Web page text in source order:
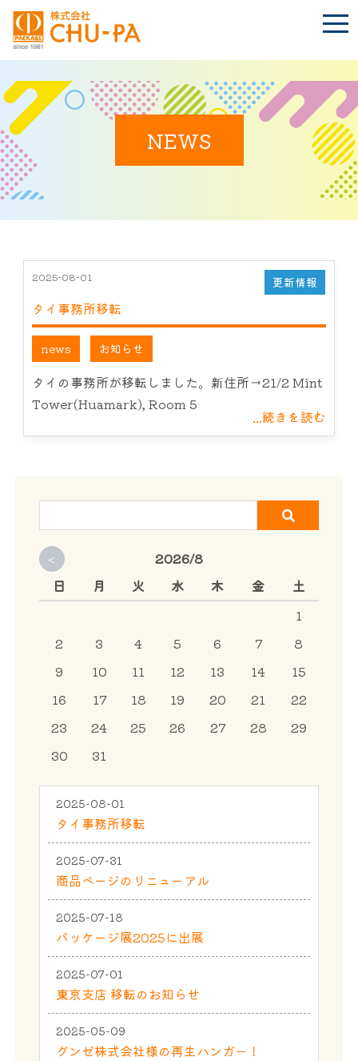
t
o
e
n
a
v
i
g
a
t
o
n
Language BLOG
会社案内
製品紹介
サービス案内
CHU-PAについて
NEWS
2025-08-01
タイ事務所移転
更新情報
news お知らせ
タイの事務所が移転しました。新住所→21/2 Mint
Tower(Huamark), Room 5
...続きを読む
<
2026/8
日
月 火 水 木 金
土
1
2
3 4 5 6 7
8
9
10 11 12 13 14
15
16
17 18 19 20 21
22
23
24 25 26 27 28
29
30
31
2025-08-01
タイ事務所移転
2025-07-31
商品ページのリニューアル
2025-07-18
パッケージ展2025に出展
2025-07-01
東京支店 移転のお知らせ
2025-05-09
グンゼ株式会社様の再生ハンガー！